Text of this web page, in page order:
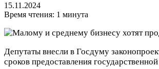
15.11.2024
Время чтения: 1 минута
Депутаты внесли в Госдуму
сроков предоставления